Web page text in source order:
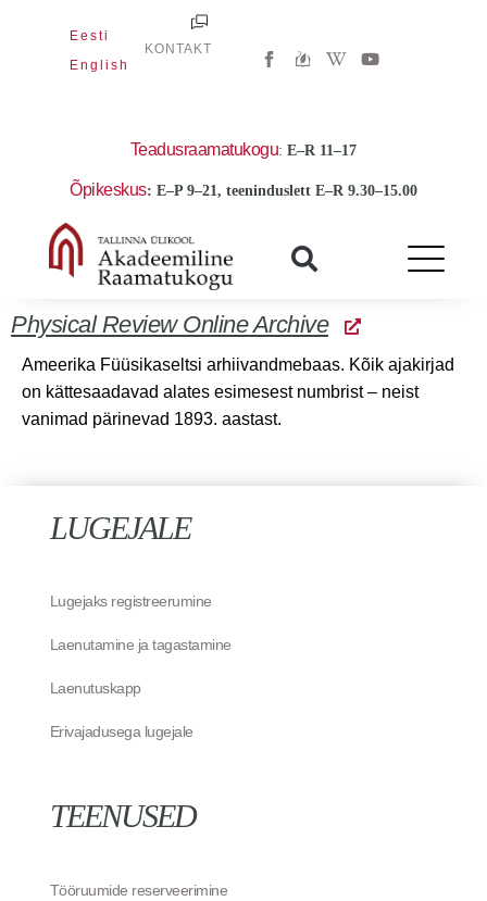
Eesti
English
KONTAKT
W
i
d
-
Y
o
Teadusraamatukogu:E–R 11–17
Õpikeskus: E–P 9–21, teeninduslett E–R 9.30–15.00
Physical Review Online Archive
Ameerika Füüsikaseltsi arhiivandmebaas. Kõik ajakirjad
on kättesaadavad alates esimesest numbrist – neist
vanimad pärinevad 1893. aastast.
LUGEJALE
Lugejaks registreerumine
Laenutamine ja tagastamine
Laenutuskapp
Erivajadusega lugejale
TEENUSED
Tööruumide reserveerimine